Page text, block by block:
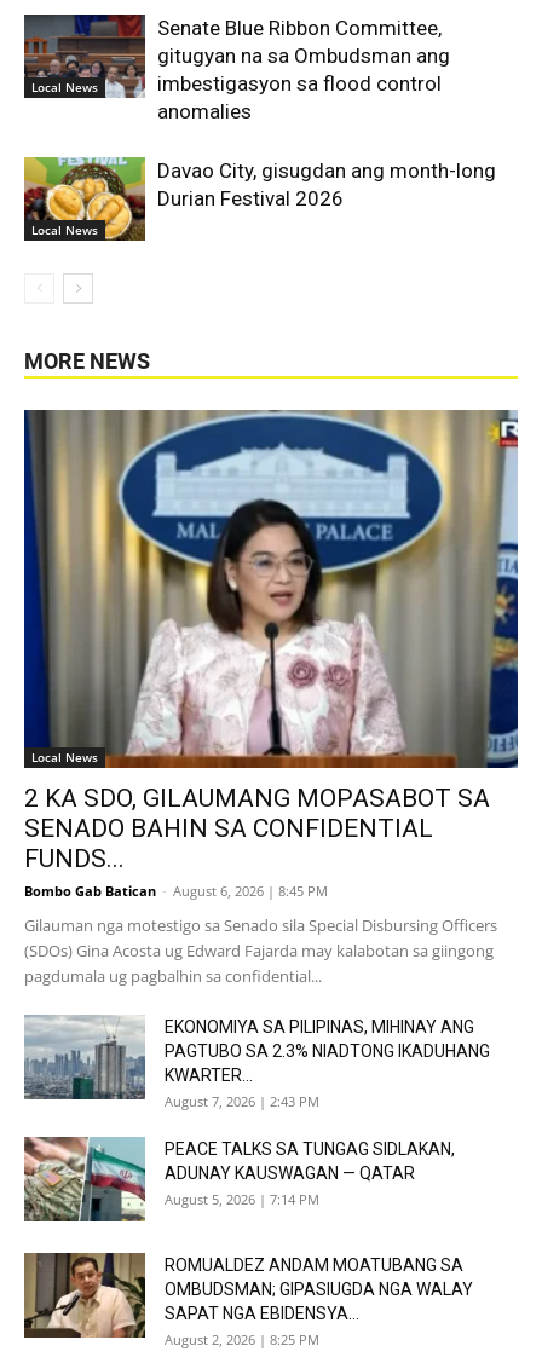
Local News
Senate Blue Ribbon Committee,
gitugyan na sa Ombudsman ang
imbestigasyon sa flood control
anomalies
Local News
Davao City, gisugdan ang month-long
Durian Festival 2026
MORE NEWS
Local News
2 KA SDO, GILAUMANG MOPASABOT SA
SENADO BAHIN SA CONFIDENTIAL
FUNDS...
Bombo Gab Batican - August 6, 2026 | 8:45 PM
Gilauman nga motestigo sa Senado sila Special Disbursing Officers
(SDOs) Gina Acosta ug Edward Fajarda may kalabotan sa giingong
pagdumala ug pagbalhin sa confidential...
EKONOMIYA SA PILIPINAS, MIHINAY ANG
PAGTUBO SA 2.3% NIADTONG IKADUHANG
KWARTER...
August 7, 2026 | 2:43 PM
PEACE TALKS SA TUNGAG SIDLAKAN,
ADUNAY KAUSWAGAN — QATAR
August 5, 2026 | 7:14 PM
ROMUALDEZ ANDAM MOATUBANG SA
OMBUDSMAN; GIPASIUGDA NGA WALAY
SAPAT NGA EBIDENSYA...
August 2, 2026 | 8:25 PM